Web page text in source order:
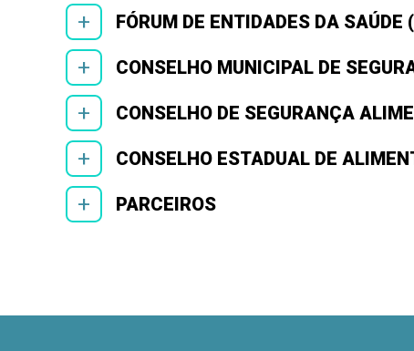
+ FÓRUM DE ENTIDADES DA SAÚDE
+ CONSELHO MUNICIPAL DE
+ CONSELHO DE SEGURANÇA
+ CONSELHO ESTADUAL DE
+ PARCEIROS